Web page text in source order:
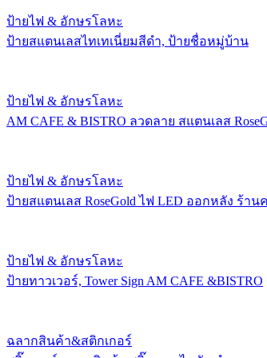
ป้ายไฟ & อักษรโลหะ
ป้ายสแตนเลสไทเทเนี่ยมสีดำ, ป้ายชื่อหมู่บ้าน
ป้ายไฟ & อักษรโลหะ
AM CAFE & BISTRO ลวดลาย สแตนเลส
ป้ายไฟ & อักษรโลหะ
ป้ายสแตนเลส RoseGold ไฟ LED ออกหลัง ร้าน
ป้ายไฟ & อักษรโลหะ
ป้ายทาวเวอร์, Tower Sign AM CAFE &BISTRO
ฉลากสินค้า&สติกเกอร์